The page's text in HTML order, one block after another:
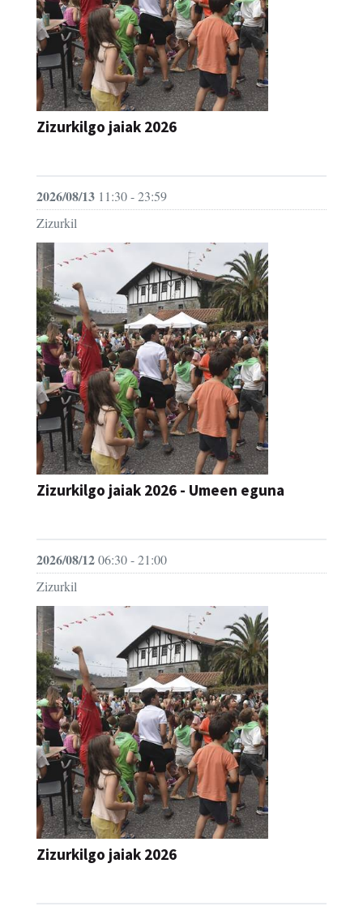
Zizurkilgo jaiak 2026
2026/08/13 11:30 - 23:59
Zizurkil
Zizurkilgo jaiak 2026 - Umeen eguna
2026/08/1206:30 - 21:00
Zizurkil
Zizurkilgo jaiak 2026